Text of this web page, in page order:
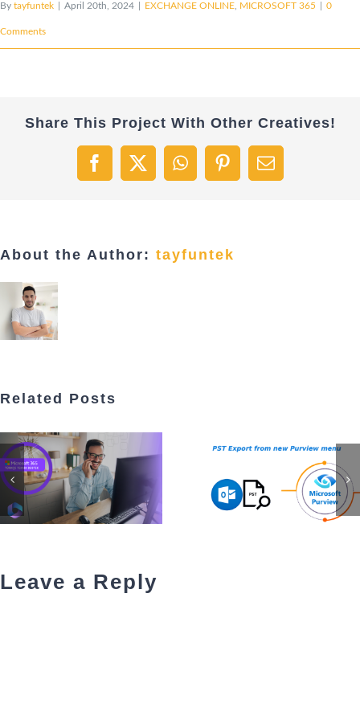
By tayfuntek April 20th, 2024 EXCHANGE ONLINE, MICROSOFT 365 0
Comments
Share This Project With Other Creatives!
Facebook
X WhatsAppPinterestEmail
About the Author: tayfuntek
Related Posts
Leave a Reply